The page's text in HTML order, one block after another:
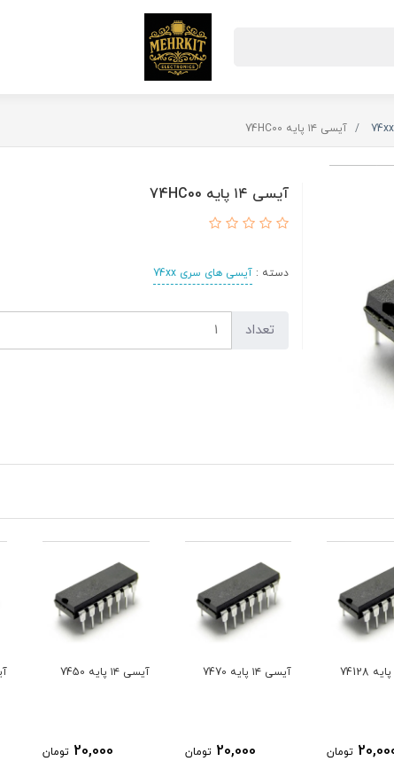
آیسی ۱۴ پایه 74HC00
آیسی ۱۴ پایه 74HC00
دسته :آیسی های سری 74xx
تعداد
20,000 تومان
آیسی ۱۴ پایه 7450
20,000 تومان
آیسی ۱۴ پایه 7440
20,000 تومان